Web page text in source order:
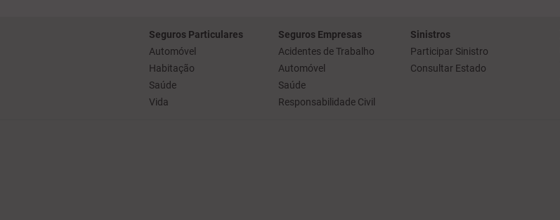
Seguros Particulares
Automóvel
Habitação
Saúde
Vida
Seguros Empresas
Acidentes de Trabalho
Automóvel
Saúde
Responsabilidade Civil
Sinistros
Participar Sinistro
Consultar Estado